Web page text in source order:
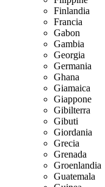
Finlandia
Francia
Gabon
Gambia
Georgia
Germania
Ghana
Giamaica
Giappone
Gibilterra
Gibuti
Giordania
Grecia
Grenada
Groenlandia
Guatemala